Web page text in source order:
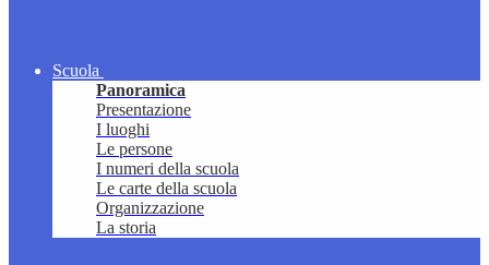
Scuola
Panoramica
Presentazione
I luoghi
Le persone
I numeri della scuola
Le carte della scuola
Organizzazione
La storia